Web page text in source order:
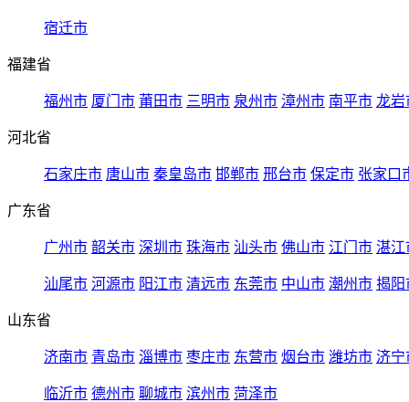
宿迁市
福建省
福州市 厦门市 莆田市 三明市 泉州市 漳州市 南平市 龙岩
河北省
石家庄市 唐山市 秦皇岛市 邯郸市 邢台市 保定市 张家口
广东省
广州市 韶关市 深圳市 珠海市 汕头市 佛山市 江门市 湛江
汕尾市 河源市 阳江市 清远市 东莞市 中山市 潮州市 揭阳
山东省
济南市 青岛市 淄博市 枣庄市 东营市 烟台市 潍坊市 济宁
临沂市 德州市 聊城市 滨州市 菏泽市